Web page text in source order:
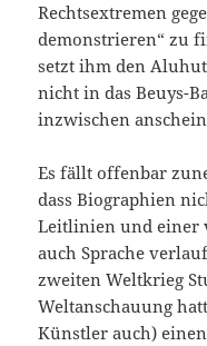
Rechtsextremen
demonstrieren“ zu
setzt ihm den
nicht in das Beuys-
inzwischen
Es fällt offenbar
dass Biographien
Leitlinien und einer
auch Sprache
zweiten Weltkrieg
Weltanschauung
Künstler auch)